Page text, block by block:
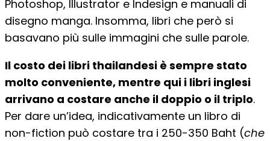
Photoshop, Illustrator e Indesign e manuali di
disegno manga. Insomma, libri che però si
basavano più sulle immagini che sulle parole.
Il costo dei libri thailandesi è sempre stato
molto conveniente, mentre qui i libri inglesi
arrivano a costare anche il doppio o il triplo.
Per dare un’idea, indicativamente un libro di
non-fiction può costare tra i 250-350 Baht (che